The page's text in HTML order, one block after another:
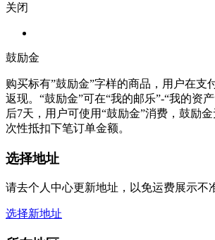
关闭
鼓励金
购买标有”鼓励金”字样的商品，用户在支
返现。“鼓励金”可在“我的邮乐”-“我的资
后7天，用户可使用“鼓励金”消费，鼓励
次性抵扣下笔订单金额。
选择地址
请去个人中心更新地址，以免运费展示不
选择新地址